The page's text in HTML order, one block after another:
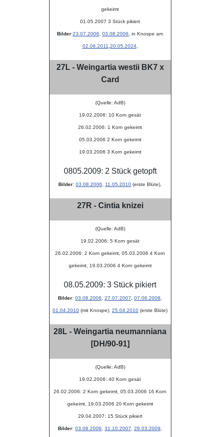
gekeimt
01.05.2007 3 Stück pikiert
Bilder:23.07.2006 03.08.2006 , in Knospe am
02.06.2011 20.05.2024,
27L - Weingartia westii BK7 x
Card
(Quelle: AdB)
19.02.2006: 10 Korn gesät
26.02.2006: 1 Korn gekeimt
05.03.2006 2 Korn gekeimt
19.03.2006 3 Korn gekeimt
0805.2009: 2 Stück getopft
Bilder: 03.08.2006 11.05.2010 (erste Blüte),
27R - Cintia knizei
(Quelle: AdB)
19.02.2006: 5 Korn gesät
26.02.2006: 2 Korn gekeimt, 05.03.2006 4 Korn
gekeimt, 19.03.2006 4 Korn gekeimt
08.05.2009: 3 Stück pikiert
Bilder: 03.08.2006 27.07.2007 07.06.2008
01.04.2010 (mit Knospe), 25.04.2010 (erste Blüte)
28L - Weingartia neumanniana
[DH/90-91]
(Quelle: AdB)
19.02.2006: 40 Korn gesät
26.02.2006: 2 Korn gekeimt, 05.03.2006 16 Korn
gekeimt, 19.03.2006 20 Korn gekeimt
29.04.2007: 15 Stück pikiert
Bilder: 03.08.2006 31.10.2007 28.03.2009